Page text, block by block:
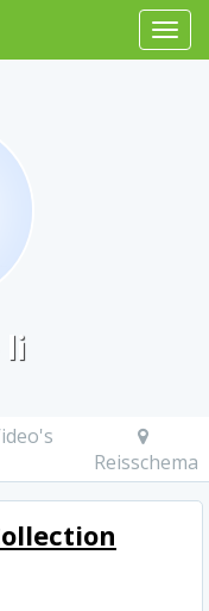
li
Reisschema